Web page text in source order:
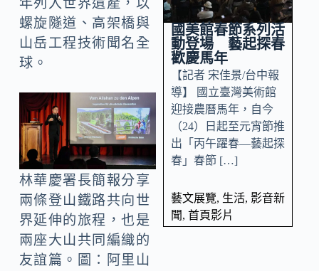
年列入世界遺產，以
螺旋隧道、高架橋與
山岳工程技術聞名全
球。
林華慶署長簡報分享
兩條登山鐵路共向世
界延伸的旅程，也是
兩座大山共同編織的
友誼篇。圖：阿里山
國美館春節系列活
動登場 藝起探春
歡慶馬年
【記者 宋佳景/台中報
導】 國立臺灣美術館
迎接農曆馬年，自今
（24）日起至元宵節推
出「丙午躍春—藝起探
春」春節 […]
藝文展覽, 生活, 影音新
聞, 首頁影片